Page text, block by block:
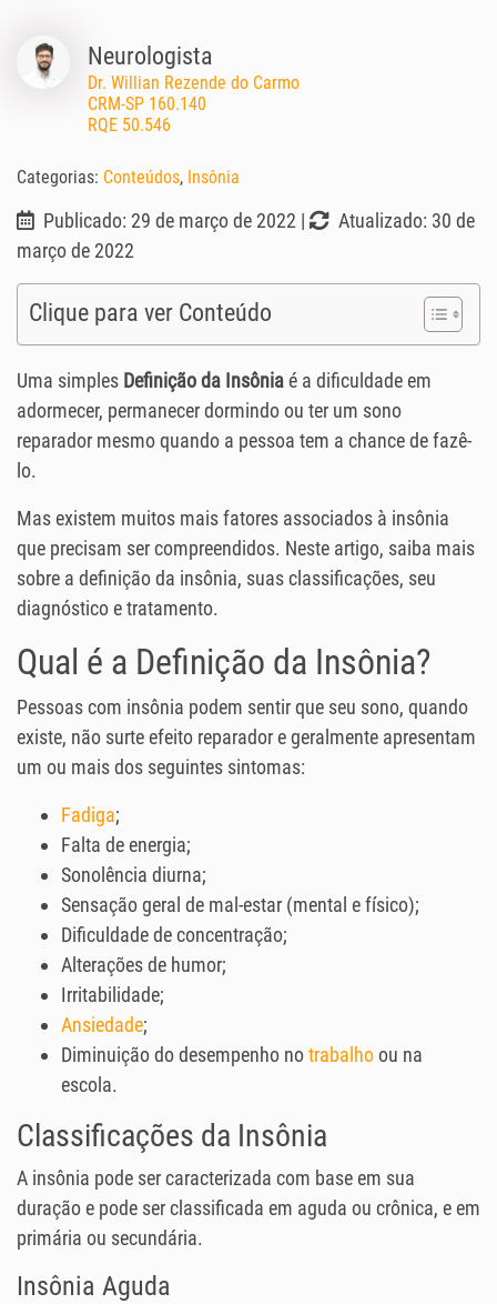
Neurologista
Dr. Willian Rezende do Carmo
CRM-SP 160.140
RQE 50.546
Categorias: Conteúdos, Insônia
Publicado: 29 de março de 2022 |
Atualizado: 30 de
março de 2022
Clique para ver Conteúdo
Uma simples Definição da Insônia é a dificuldade em
adormecer, permanecer dormindo ou ter um sono
reparador mesmo quando a pessoa tem a chance de fazê-
lo.
Mas existem muitos mais fatores associados à insônia
que precisam ser compreendidos. Neste artigo, saiba mais
sobre a definição da insônia, suas classificações, seu
diagnóstico e tratamento.
Qual é a Definição da Insônia?
Pessoas com insônia podem sentir que seu sono, quando
existe, não surte efeito reparador e geralmente apresentam
um ou mais dos seguintes sintomas:
Fadiga;
Falta de energia;
Sonolência diurna;
Sensação geral de mal-estar (mental e físico);
Dificuldade de concentração;
Alterações de humor;
Irritabilidade;
Ansiedade;
Diminuição do desempenho notrabalhoou na
escola.
Classificações da Insônia
A insônia pode ser caracterizada com base em sua
duração e pode ser classificada em aguda ou crônica, e em
primária ou secundária.
Insônia Aguda